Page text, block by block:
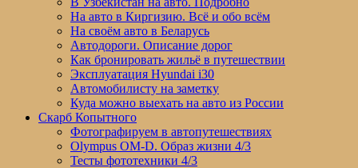
На авто в Киргизию. Всё и обо всём
На своём авто в Беларусь
Автодороги. Описание дорог
Как бронировать жильё в путешествии
Эксплуатация Hyundai i30
Автомобилисту на заметку
Куда можно выехать на авто из России
Скарб Копытного
Фотографируем в автопутешествиях
Olympus OM-D. Образ жизни 4/3
Тесты фототехники 4/3